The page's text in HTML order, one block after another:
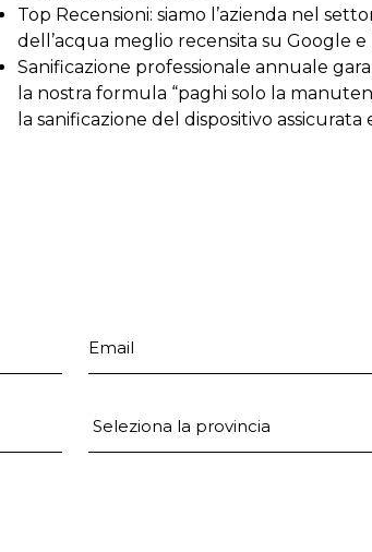
Top Recensioni: siamo l’azienda nel
dell’acqua meglio recensita su Google e
Sanificazione professionale annuale
la nostra formula “paghi solo la
la sanificazione del dispositivo assicurata